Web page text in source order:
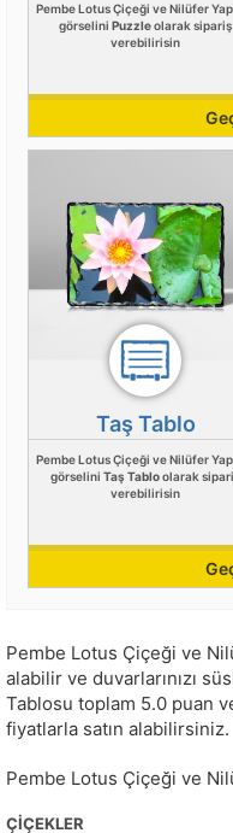
Pembe Lotus Çiçeği ve Nilüfer
görselini Puzzleolarak sipariş
verebilirisin
Taş Tablo
Pembe Lotus Çiçeği ve Nilüfer
görselini Taş Tabloolarak
verebilirisin
Pembe Lotus Çiçeği ve
alabilir ve duvarlarınızı
Tablosu toplam 5.0 puan
fiyatlarla satın alabilirsiniz.
Pembe Lotus Çiçeği ve
ÇIÇEKLER